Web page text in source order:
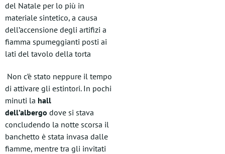
del Natale per lo più in
materiale sintetico, a causa
dell’accensione degli artifizi a
fiamma spumeggianti posti ai
lati del tavolo della torta
Non c’è stato neppure il tempo
di attivare gli estintori. In pochi
minuti la hall
dell’albergo dove si stava
concludendo la notte scorsa il
banchetto è stata invasa dalle
fiamme, mentre tra gli invitati